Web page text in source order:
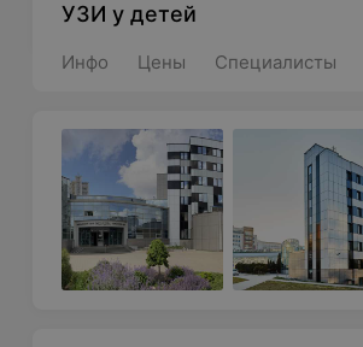
УЗИ у детей
Инфо Цены Специалисты